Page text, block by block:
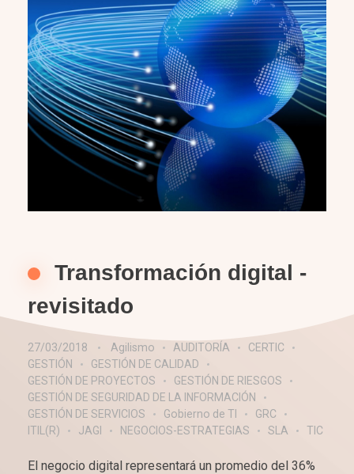
Transformación digital -
revisitado
27/03/2018 Agilismo AUDITORÍA
CERTIC
GESTIÓN
GESTIÓN DE CALIDAD
GESTIÓN DE PROYECTOS
GESTIÓN DE RIESGOS
GESTIÓN DE SEGURIDAD DE LA INFORMACIÓN
GESTIÓN DE SERVICIOS
Gobierno de TI
GRC
ITIL(R)
JAGI NEGOCIOS-ESTRATEGIAS SLA TIC
El negocio digital representará un promedio del 36%